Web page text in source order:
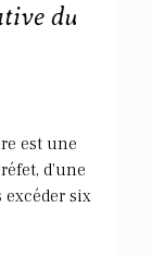
du
est une
d'une
excéder six